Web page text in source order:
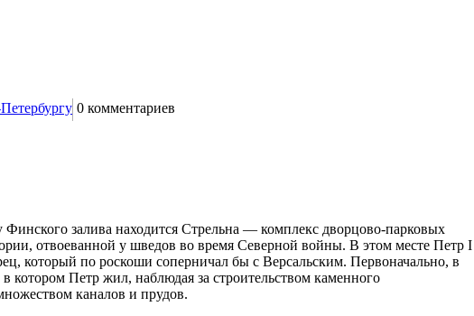
0 комментариев
Финского залива находится Стрельна — комплекс дворцово-парковых
отвоеванной у шведов во время Северной войны. В этом месте Петр I
который по роскоши соперничал бы с Версальским. Первоначально, в
котором Петр жил, наблюдая за строительством каменного
каналов и прудов.